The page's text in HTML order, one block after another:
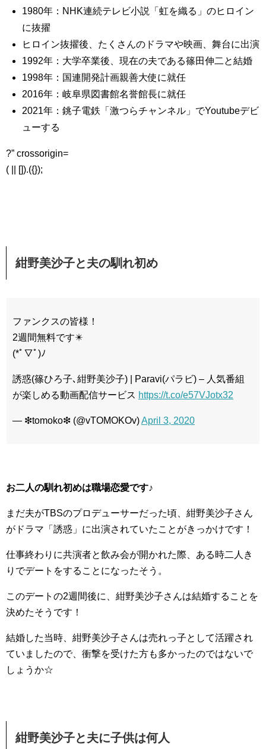
1980年：NHK連続テレビ小説「虹を織る」のヒロイン
に抜擢
ヒロイン抜擢後、たくさんのドラマや映画、舞台に出演
1992年：大学卒業後、現在の夫である篠田伸二と結婚
1998年：国連開発計画親善大使に就任
2016年：岐阜県図書館名誉館長に就任
2021年：銚子電鉄「激つらチャンネル」でYoutubeデビ
ューする
?” crossorigin=
( || []).({});
紺野美沙子と夫の馴れ初め
ファンクスの皆様！
2週間無料です✴️
(*ﾟ▽ﾟ)ﾉ
誘惑(篠ひろ子､紺野美沙子) | Paravi(パラビ) – 人気番組
が楽しめる動画配信サービス https://t.co/e57VJotx32
— ❇︎tomoko❇︎ (@vTOMOKOv)April 3, 2020
お二人の馴れ初めは職場恋愛です♪
まだ夫がTBSのプロデューサーだった頃、紺野美沙子さん
がドラマ「誘惑」に出演されていたことがきっかけです！
仕事終わりに共演者と飲み会が開かれた際、ある時二人き
りでデートをすることになったそう。
このデートの2週間後に、紺野美沙子さんは結婚することを
決めたそうです！
結婚した当時、紺野美沙子さんは売れっ子として活躍され
ていましたので、衝撃を受けた方も多かったのではないで
しょうか☆
紺野美沙子と夫に子供は何人